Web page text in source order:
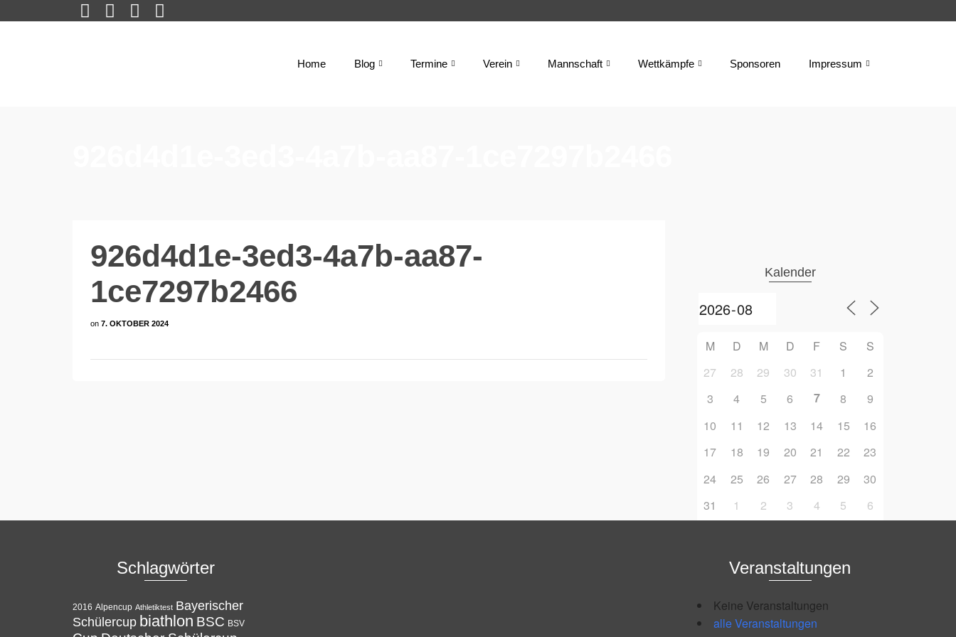
Home Blog Termine Verein Mannschaft Wettkämpfe Sponsoren Impressum
926d4d1e-3ed3-4a7b-aa87-
1ce7297b2466
on 7. OKTOBER 2024
Kalender
M D M D F S
S
27
28 29 30 31 1
2
3
4 5 6 7 8
9
10
11 12 13 14 15
16
17
18 19 20 21 22
23
24
25 26 27 28 29
30
31
1 2 3 4 5 6
Schlagwörter
2016 Alpencup Athletiktest Bayerischer
Schülercup biathlon BSC BSV
Veranstaltungen
Keine Veranstaltungen
alle Veranstaltungen